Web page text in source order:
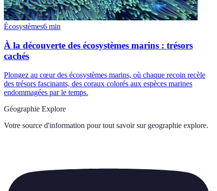
Écosystèmes6 min
À la découverte des écosystèmes marins : trésors
cachés
Plongez au cœur des écosystèmes marins, où chaque recoin recèle
des trésors fascinants, des coraux colorés aux espèces marines
endommagées par le temps.
Géographie Explore
Votre source d'information pour tout savoir sur geographie explore.